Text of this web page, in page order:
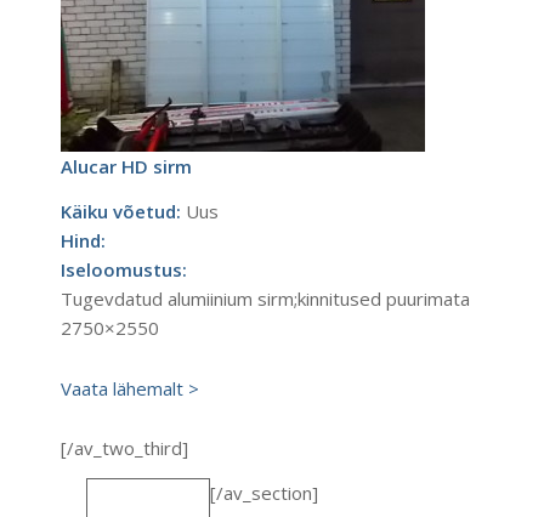
Alucar HD sirm
Käiku võetud: Uus
Hind:
Iseloomustus:
Tugevdatud alumiinium sirm;kinnitused puurimata
2750×2550
Vaata lähemalt >
[/av_two_third]
[/av_section]